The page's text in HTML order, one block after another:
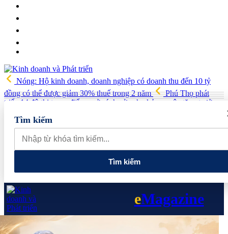
Nóng: Hộ kinh doanh, doanh nghiệp có doanh thu đến 10 tỷ
đồng có thể được giảm 30% thuế trong 2 năm
Phú Thọ phát
triển 14 đô thị trọng điểm, mở cánh cửa cho kỷ nguyên tăng trưởng
Vua quạt Trần Đình Tiệp: Từ bán quạt đến TikToker nổi
tiếng và vướng vòng lao lý
Vietnam Sport Show 2026 quy tụ
520 gian hàng, thúc đẩy kết nối ngành thể thao Việt Nam với thế
giới
Thiết kế kiến trúc biểu tượng của Newtown Diamond được
vinh danh tại Dot Property Awards 2026
Tìm kiếm
Tìm kiếm
eMagazine